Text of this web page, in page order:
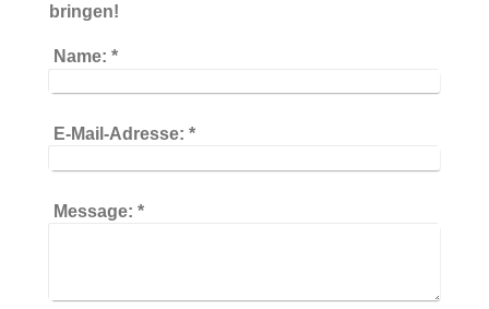
bringen!
Name: *
E-Mail-Adresse: *
Message: *